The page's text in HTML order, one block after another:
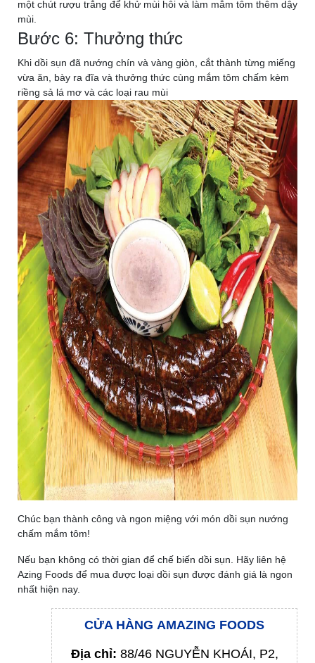
một chút rượu trắng để khử mùi hôi và làm mắm tôm thêm dậy
mùi.
Bước 6: Thưởng thức
Khi dồi sụn đã nướng chín và vàng giòn, cắt thành từng miếng
vừa ăn, bày ra đĩa và thưởng thức cùng mắm tôm chấm kèm
riềng sả lá mơ và các loại rau mùi
Chúc bạn thành công và ngon miệng với món dồi sụn nướng
chấm mắm tôm!
Nếu bạn không có thời gian để chế biến dồi sụn. Hãy liên hệ
Azing Foods để mua được loại dồi sụn được đánh giá là ngon
nhất hiện nay.
CỬA HÀNG AMAZING FOODS
Địa chỉ: 88/46 NGUYỄN KHOÁI, P2,